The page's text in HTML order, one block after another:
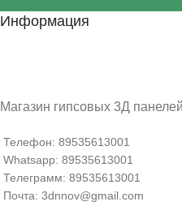
Информация
Магазин гипсовых 3Д
Телефон: 89535613001
Whatsapp: 89535613001
Телеграмм: 89535613001
Почта: 3dnnov@gmail.com